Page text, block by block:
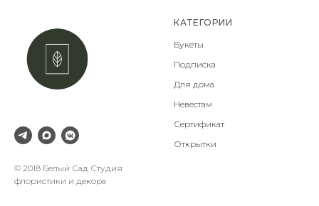
© 2018 Белый Сад Студия
флористики и декора
КАТЕГОРИИ
Букеты
Подписка
Для дома
Невестам
Сертификат
Открытки